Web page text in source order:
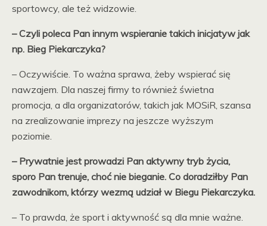
sportowcy, ale też widzowie.
– Czyli poleca Pan innym wspieranie takich inicjatyw jak
np. Bieg Piekarczyka?
– Oczywiście. To ważna sprawa, żeby wspierać się
nawzajem. Dla naszej firmy to również świetna
promocja, a dla organizatorów, takich jak MOSiR, szansa
na zrealizowanie imprezy na jeszcze wyższym
poziomie.
– Prywatnie jest prowadzi Pan aktywny tryb życia,
sporo Pan trenuje, choć nie bieganie. Co doradziłby Pan
zawodnikom, którzy wezmą udział w Biegu Piekarczyka.
– To prawda, że sport i aktywność są dla mnie ważne.